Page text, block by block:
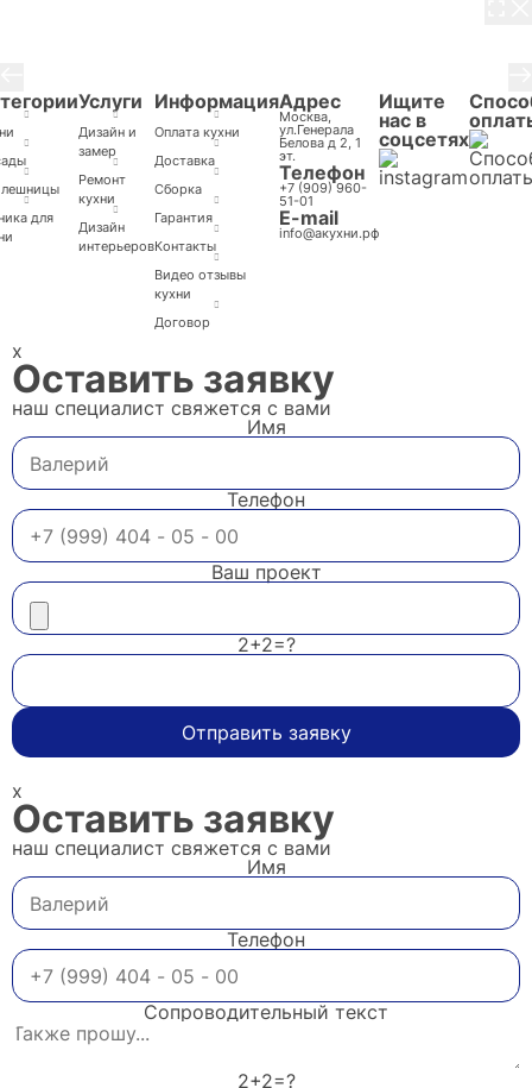
для
Услуги
Дизайн и
замер
Ремонт
кухни
Дизайн
интерьеров
Информация
Оплата кухни
Доставка
Cборка
Гарантия
Контакты
Видео отзывы
кухни
Договор
Адрес
Москва,
ул.Генерала
Белова д 2, 1
эт.
Телефон
+7 (909) 960-
51-01
E-mail
info@акухни.рф
Ищите
нас в
соцсетях
x
Оставить заявку
наш специалист свяжется с вами
Имя
Телефон
Ваш проект
2+2=?
Отправить заявку
x
Оставить заявку
наш специалист свяжется с вами
Имя
Телефон
Сопроводительный текст
2+2=?